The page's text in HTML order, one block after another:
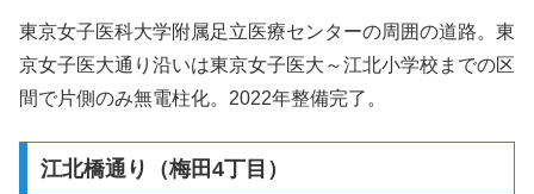
東京女子医科大学附属足立医療センターの周囲の道路。東
京女子医大通り沿いは東京女子医大～江北小学校までの区
間で片側のみ無電柱化。2022年整備完了。
江北橋通り（梅田4丁目）